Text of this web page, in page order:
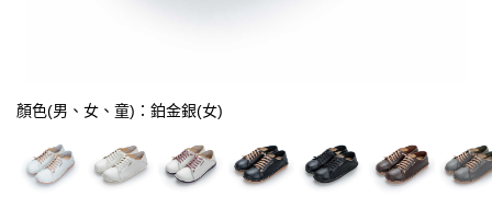
顏色(男、女、童)：鉑金銀(女)